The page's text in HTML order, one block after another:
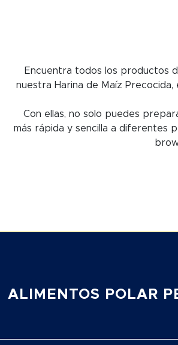
Encuentra todos los productos
nuestra Harina de Maíz
Con ellas, no solo puedes
más rápida y sencilla a diferentes
ALIMENTOS POLAR